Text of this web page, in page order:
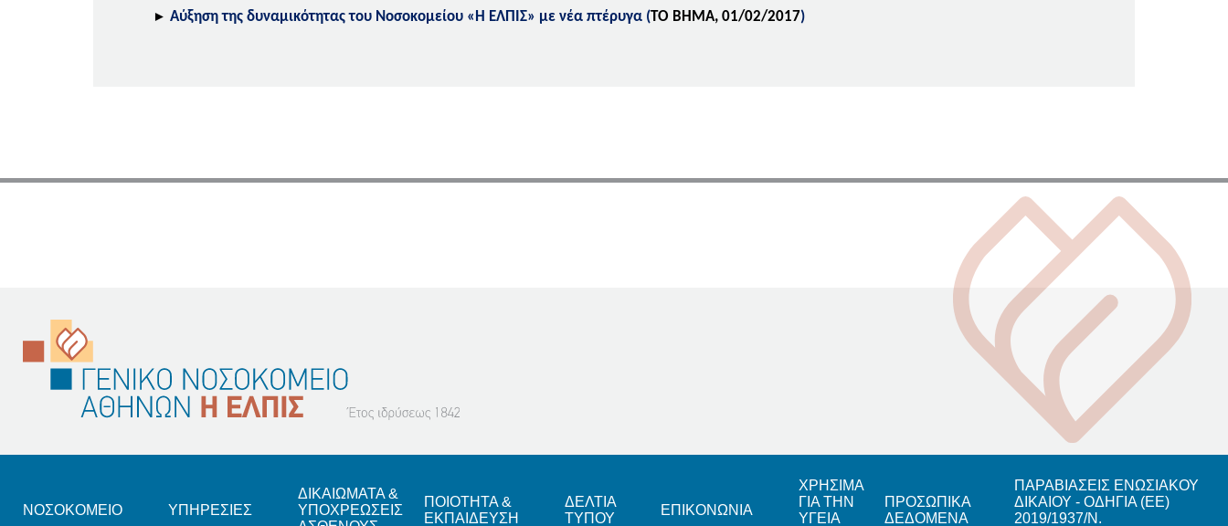
► Αύξηση της δυναμικότητας του Νοσοκομείου «Η ΕΛΠΙΣ» με νέα πτέρυγα ( ΤΟ ΒΗΜΑ, 01/02/2017)
ΝΟΣΟΚΟΜΕΙΟ ΥΠΗΡΕΣΙΕΣ
ΔΙΚΑΙΩΜΑΤΑ &
ΥΠΟΧΡΕΩΣΕΙΣ
ΠΟΙΟΤΗΤΑ &
ΕΚΠΑΙΔΕΥΣΗ
ΔΕΛΤΙΑ
ΤΥΠΟΥ
ΕΠΙΚΟΝΩΝΙΑ
ΧΡΗΣΙΜΑ
ΓΙΑ ΤΗΝ
ΥΓΕΙΑ
ΠΡΟΣΩΠΙΚΑ
ΔΕΔΟΜΕΝΑ
ΠΑΡΑΒΙΑΣΕΙΣ ΕΝΩΣΙΑΚΟΥ
ΔΙΚΑΙΟΥ - ΟΔΗΓΙΑ (ΕΕ)
2019/1937/Ν.